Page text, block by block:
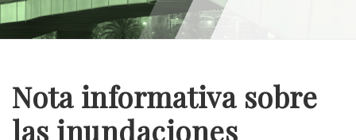
Nota informativa sobre
las inundaciones